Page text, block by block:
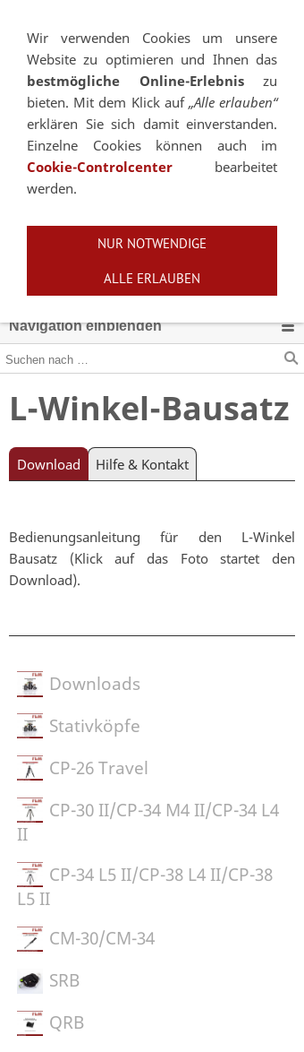
Website, die für mobile Geräte optimiert wurde.
Zur Desktop-Version
Hinweis nicht mehr anzeigen
Navigation einblenden
L-Winkel-Bausatz
Download Hilfe & Kontakt
Bedienungsanleitung für den L-Winkel
Bausatz (Klick auf das Foto startet den
Download).
Downloads
Stativköpfe
CP-26 Travel
CP-30 II/CP-34 M4 II/CP-34 L4
II
CP-34 L5 II/CP-38 L4 II/CP-38
L5 II
CM-30/CM-34
SRB
QRB
Wir verwenden Cookies um unsere
Website zu optimieren und Ihnen das
bestmögliche Online-Erlebniszu
bieten. Mit dem Klick auf „Alle erlauben“
erklären Sie sich damit einverstanden.
Einzelne Cookies können auch im
Cookie-Controlcenter bearbeitet
werden.
NUR NOTWENDIGE
ALLE ERLAUBEN